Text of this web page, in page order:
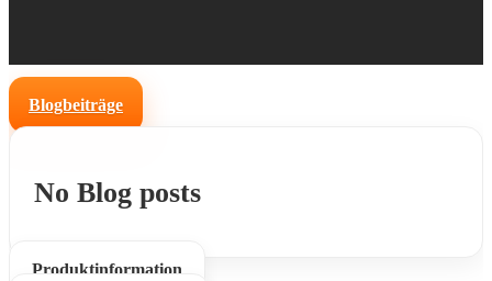
Blogbeiträge
No Blog posts
Produktinformation